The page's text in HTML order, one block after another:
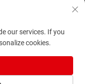
Tüm hakları saklıdır.
our services. If you
cookies.